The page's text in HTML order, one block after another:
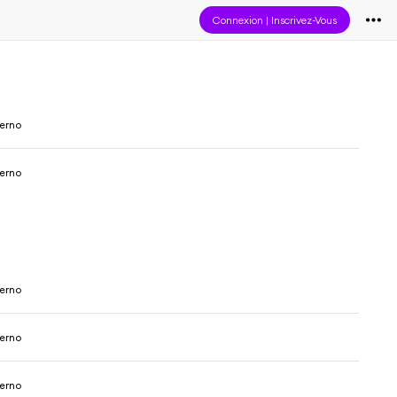
Connexion | Inscrivez-Vous